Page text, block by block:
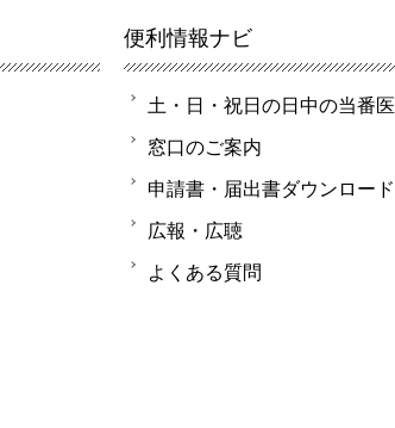
便利情報ナビ
土・日・祝日の日中の当番医
窓口のご案内
申請書・届出書ダウンロード
広報・広聴
よくある質問